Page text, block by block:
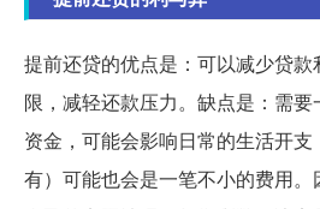
提前还贷的优点是：可以减少贷
限，减轻还款压力。缺点是：需
资金，可能会影响日常的生活开
有）可能也会是一笔不小的费用